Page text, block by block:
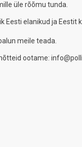
üle rõõmu tunda.
elanikud ja Eestit
meile teada.
ootame: